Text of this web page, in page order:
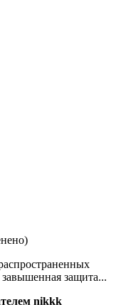
защита...
nikkk